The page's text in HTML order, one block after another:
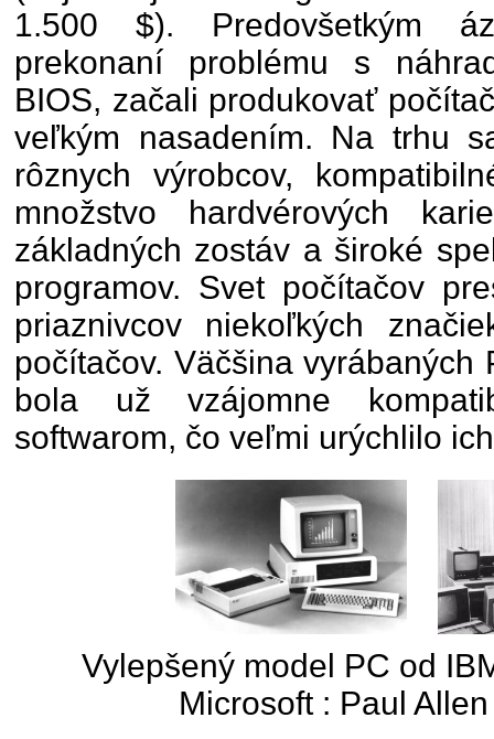
1.500 $). Predovšetkým
prekonaní problému s
BIOS, začali produkovať
veľkým nasadením. Na trhu
rôznych výrobcov,
množstvo hardvérových
základných zostáv a široké
programov. Svet počítačov
priaznivcov niekoľkých
počítačov. Väčšina vyrábaných
bola už vzájomne
softwarom, čo veľmi urýchlilo
Vylepšený model PC od
Microsoft : Paul